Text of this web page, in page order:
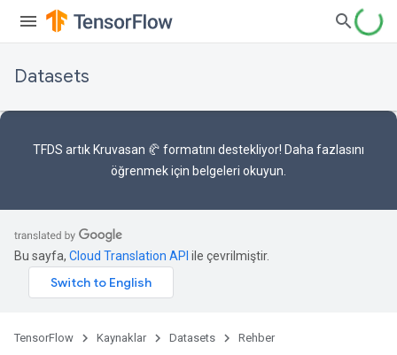
Datasets
TFDS artık Kruvasan 🥐 formatını destekliyor! Daha fazlasını
öğrenmek için belgeleri okuyun.
Bu sayfa, Cloud Translation API ile çevrilmiştir.
TensorFlow Kaynaklar Datasets Rehber